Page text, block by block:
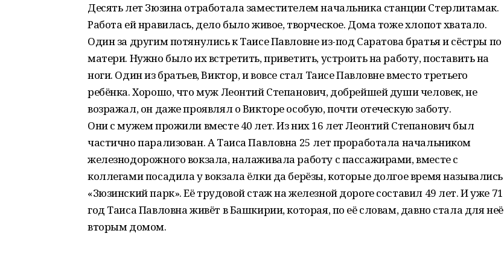
Десять лет Зюзина отработала заместителем начальника станции Стерлитамак.
Работа ей нравилась, дело было живое, творческое. Дома тоже хлопот хватало.
Один за другим потянулись к Таисе Павловне из-под Саратова братья и сёстры по
матери. Нужно было их встретить, приветить, устроить на работу, поставить на
ноги. Один из братьев, Виктор, и вовсе стал Таисе Павловне вместо третьего
ребёнка. Хорошо, что муж Леонтий Степанович, добрейшей души человек, не
возражал, он даже проявлял о Викторе особую, почти отеческую заботу.
Они с мужем прожили вместе 40 лет. Из них 16 лет Леонтий Степанович был
частично парализован. А Таиса Павловна 25 лет проработала начальником
железнодорожного вокзала, налаживала работу с пассажирами, вместе с
коллегами посадила у вокзала ёлки да берёзы, которые долгое время назывались
«Зюзинский парк». Её трудовой стаж на железной дороге составил 49 лет. И уже 71
год Таиса Павловна живёт в Башкирии, которая, по её словам, давно стала для неё
вторым домом.